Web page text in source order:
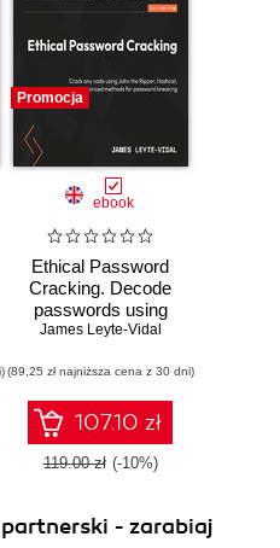
Promocja
ebook
Ethical Password
Cracking. Decode
passwords using
John the Ripper,
advanced methods
for password
breaking
James Leyte-Vidal
(89,25 zł najniższa cena z 30 dni)
107.10 zł
119.00 zł (-10%)
- zarabiaj